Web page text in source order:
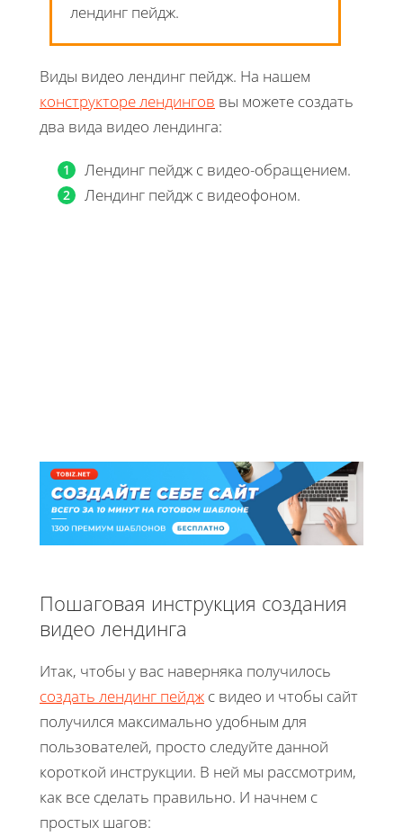
лендинг пейдж.
Виды видео лендинг пейдж. На нашем
конструкторе лендингов вы можете создать
два вида видео лендинга:
Лендинг пейдж с видео-обращением.
Лендинг пейдж с видеофоном.
Пошаговая инструкция создания
видео лендинга
Итак, чтобы у вас наверняка получилось
создать лендинг пейдж с видео и чтобы сайт
получился максимально удобным для
пользователей, просто следуйте данной
короткой инструкции. В ней мы рассмотрим,
как все сделать правильно. И начнем с
простых шагов: